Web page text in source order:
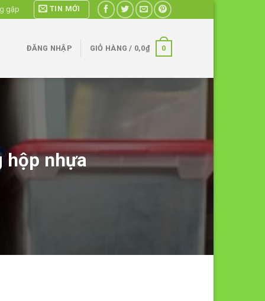
gặp TIN MỚI
ĐĂNG NHẬP GIỎ HÀNG / 0,0₫ 0
hộp nhựa